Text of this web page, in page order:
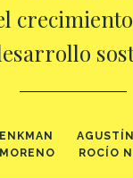
ROCÍO